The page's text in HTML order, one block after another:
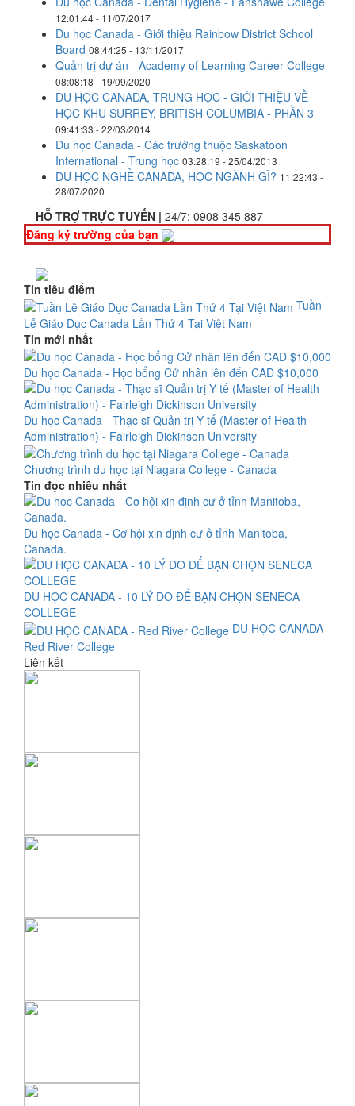
12:01:44 - 11/07/2017
Du học Canada - Giới thiệu Rainbow District School
Board 08:44:25 - 13/11/2017
Quản trị dự án - Academy of Learning Career College
08:08:18 - 19/09/2020
DU HỌC CANADA, TRUNG HỌC - GIỚI THIỆU VỀ
HỌC KHU SURREY, BRITISH COLUMBIA - PHẦN 3
09:41:33 - 22/03/2014
Du học Canada - Các trường thuộc Saskatoon
International - Trung học 03:28:19 - 25/04/2013
DU HỌC NGHỀ CANADA, HỌC NGÀNH GÌ? 11:22:43 -
28/07/2020
HỖ TRỢ TRỰC TUYẾN | 24/7: 0908 345 887
Đăng ký trường của bạn
Tin tiêu điểm
Tuần
Lễ Giáo Dục Canada Lần Thứ 4 Tại Việt Nam
Tin mới nhất
Du học Canada - Học bổng Cử nhân lên đến CAD $10,000
Du học Canada - Thạc sĩ Quản trị Y tế (Master of Health
Administration) - Fairleigh Dickinson University
Chương trình du học tại Niagara College - Canada
Tin đọc nhiều nhất
Du học Canada - Cơ hội xin định cư ở tỉnh Manitoba,
Canada.
DU HỌC CANADA - 10 LÝ DO ĐỂ BẠN CHỌN SENECA
COLLEGE
DU HỌC CANADA -
Red River College
Liên kết